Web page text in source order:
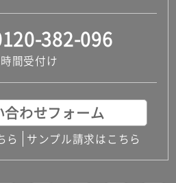
382-096
間受付け
合わせフォーム
ら サンプル請求はこちら